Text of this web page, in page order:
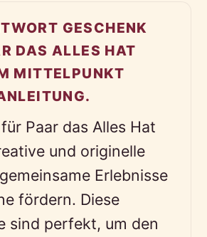
GESCHENK
DAS ALLES HAT
MITTELPUNKT
Paar das Alles Hat
und originelle
Erlebnisse
fördern. Diese
sind perfekt, um den